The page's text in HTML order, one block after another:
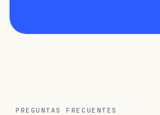
PREGUNTAS FRECUENTES